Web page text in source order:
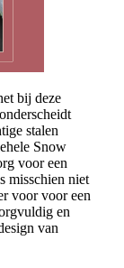
bij deze
stalen
Snow
voor een
misschien niet
voor voor een
en
van